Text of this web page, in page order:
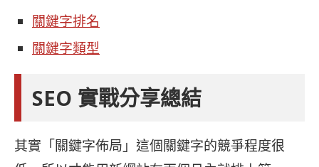
關鍵字排名
關鍵字類型
SEO 實戰分享總結
其實「關鍵字佈局」這個關鍵字的競爭程度很